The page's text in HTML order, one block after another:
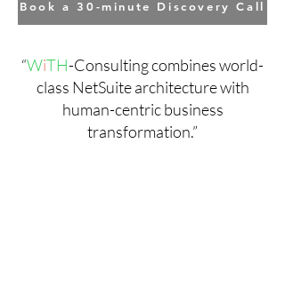
Book a 30-minute Discovery Call
“WiTH-Consulting combines world-
class NetSuite architecture with
human-centric business
transformation.”